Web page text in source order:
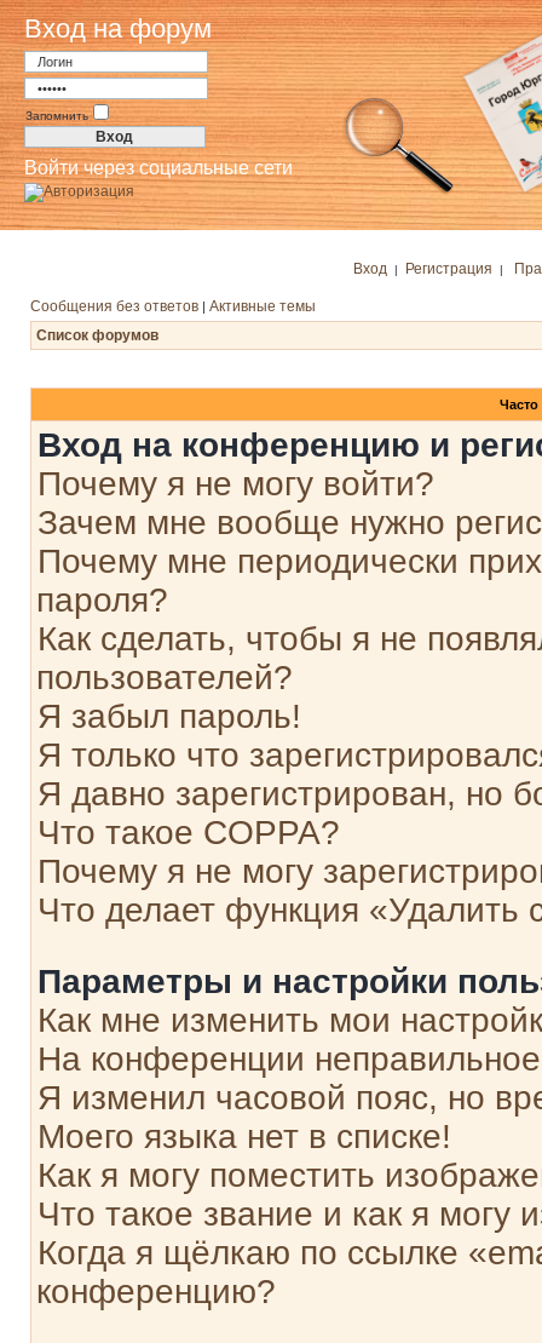
Вход на форум
Запомнить
Войти через социальные сети
Вход | Регистрация |
Сообщения без ответов | Активные темы
Список форумов
Вход на конференцию и
Почему я не могу войти?
Зачем мне вообще нужно
Почему мне периодически
пароля?
Как сделать, чтобы я не
пользователей?
Я забыл пароль!
Я только что
Я давно зарегистрирован, но
Что такое COPPA?
Почему я не могу
Что делает функция «Удалить
Параметры и настройки
Как мне изменить мои
На конференции
Я изменил часовой пояс, но
Моего языка нет в списке!
Как я могу поместить
Что такое звание и как я могу
Когда я щёлкаю по ссылке
конференцию?